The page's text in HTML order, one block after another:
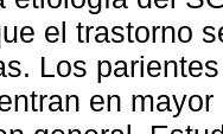
el trastorno
Los
en